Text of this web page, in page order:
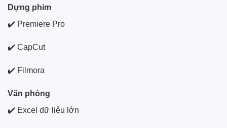
Dựng phim
✔️ Premiere Pro
✔️ CapCut
✔️ Filmora
Văn phòng
✔️ Excel dữ liệu lớn